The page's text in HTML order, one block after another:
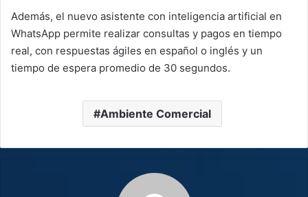
Además, el nuevo asistente con inteligencia artificial en
WhatsApp permite realizar consultas y pagos en tiempo
real, con respuestas ágiles en español o inglés y un
tiempo de espera promedio de 30 segundos.
Ambiente Comercial